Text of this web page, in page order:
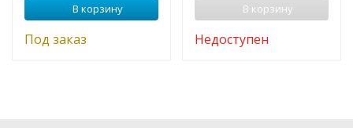
В корзину
Под заказ
В корзину
Недоступен